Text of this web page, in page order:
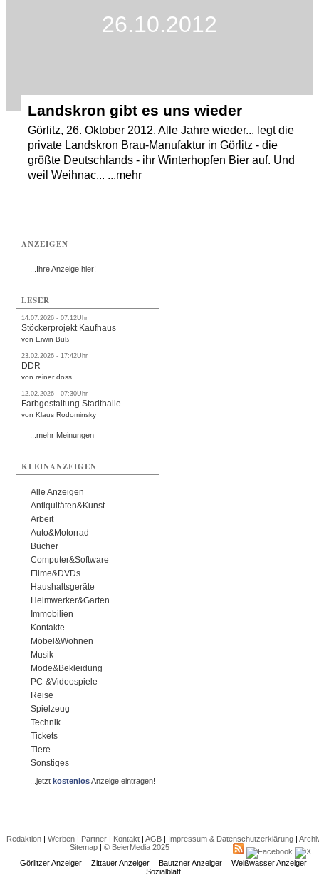
26.10.2012
Landskron gibt es uns wieder
Görlitz, 26. Oktober 2012. Alle Jahre wieder... legt die
private Landskron Brau-Manufaktur in Görlitz - die
größte Deutschlands - ihr Winterhopfen Bier auf. Und
weil Weihnac... ...mehr
ANZEIGEN
...Ihre Anzeige hier!
LESER
14.07.2026 - 07:12Uhr
Stöckerprojekt Kaufhaus
von Erwin Buß
23.02.2026 - 17:42Uhr
DDR
von reiner doss
12.02.2026 - 07:30Uhr
Farbgestaltung Stadthalle
von Klaus Rodominsky
...mehr Meinungen
KLEINANZEIGEN
Alle Anzeigen
Antiquitäten&Kunst
Arbeit
Auto&Motorrad
Bücher
Computer&Software
Filme&DVDs
Haushaltsgeräte
Heimwerker&Garten
Immobilien
Kontakte
Möbel&Wohnen
Musik
Mode&Bekleidung
PC-&Videospiele
Reise
Spielzeug
Technik
Tickets
Tiere
Sonstiges
...jetztkostenlosAnzeige eintragen!
Redaktion| Werben| Partner| Kontakt| AGB| Impressum & Datenschutzerklärung|
Sitemap| © BeierMedia 2025
Görlitzer Anzeiger
Zittauer Anzeiger Bautzner Anzeiger
Weißwasser Anzeiger
Sozialblatt